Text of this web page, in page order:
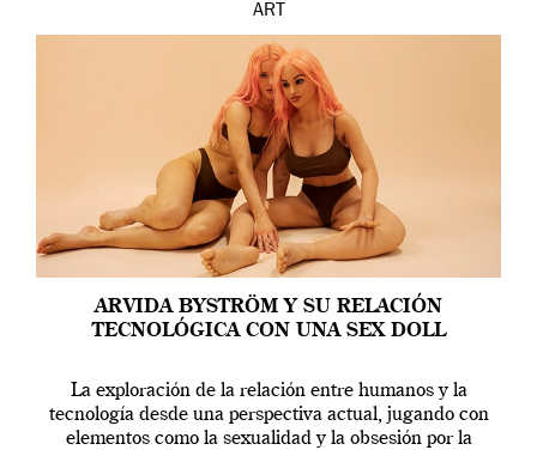
ART
ARVIDA BYSTRÖM Y SU RELACIÓN
TECNOLÓGICA CON UNA SEX DOLL
La exploración de la relación entre humanos y la
tecnología desde una perspectiva actual, jugando con
elementos como la sexualidad y la obsesión por la